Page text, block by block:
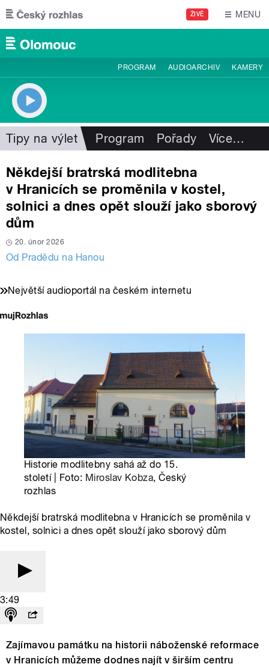
Přejít k hlavnímu obsahu
ŽIVĚ MENU
PROGRAM AUDIOARCHIV KAMERY
Tipy na výlet Program Pořady Více…
Někdejší bratrská modlitebna
v Hranicích se proměnila v kostel,
solnici a dnes opět slouží jako sborový
dům
20. únor 2026
Od Pradědu na Hanou
Největší audioportál na českém internetu
Historie modlitebny sahá až do 15.
století | Foto: Miroslav Kobza, Český
rozhlas
Někdejší bratrská modlitebna v Hranicích se proměnila v
kostel, solnici a dnes opět slouží jako sborový dům
3:49
Zajímavou památku na historii náboženské reformace
v Hranicích můžeme dodnes najít v širším centru